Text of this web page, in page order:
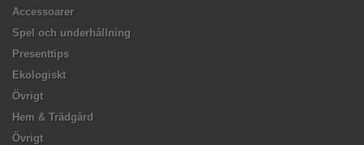
Accessoarer
Spel och underhållning
Presenttips
Ekologiskt
Övrigt
Hem & Trädgård
Övrigt